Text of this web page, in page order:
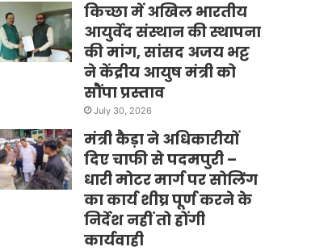
किच्छा में अखिल भारतीय
आयुर्वेद संस्थान की स्थापना
की मांग, सांसद अजय भट्ट
ने केंद्रीय आयुष मंत्री को
सौंपा प्रस्ताव
July 30, 2026
मंत्री कैड़ा ने अधिकारीयों
दिए चाफी से पदमपुरी –
धारी मोटर मार्ग पर सोलिंग
का कार्य शीघ्र पूर्ण करने के
निर्देश नहीं तो होंगी
कार्यवाही